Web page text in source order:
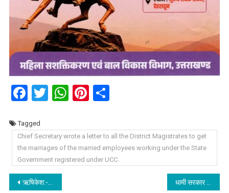
Facebook
Twitter
WhatsApp
Pinterest
Share
Tagged
Chief Secretary wrote a letter to all the District Magistrates to get
the marriages of the married employees working under the State
Government registered under UCC.
Post
ऋषिकेश:- नगर आयुक्त शैलेंद्र नेगी के निर्देशन में नगर क्षेत्र में चलाया गया सिंगल यूज प्लास्टिक/ पॉलीथिन एवं गंदगी के खिलाफ अभियान।